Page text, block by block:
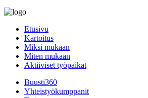
Etusivu
Kartoitus
Miksi mukaan
Miten mukaan
Aktiiviset työpaikat
Buusti360
Yhteistyökumppanit